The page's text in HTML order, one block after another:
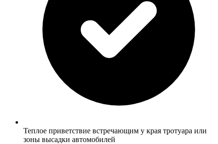
Теплое приветствие встречающим у края тротуара или
зоны высадки автомобилей